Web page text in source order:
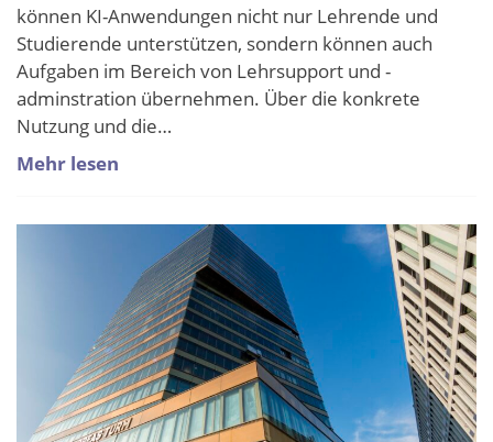
können KI-Anwendungen nicht nur Lehrende und
Studierende unterstützen, sondern können auch
Aufgaben im Bereich von Lehrsupport und -
adminstration übernehmen. Über die konkrete
Nutzung und die…
Mehr lesen